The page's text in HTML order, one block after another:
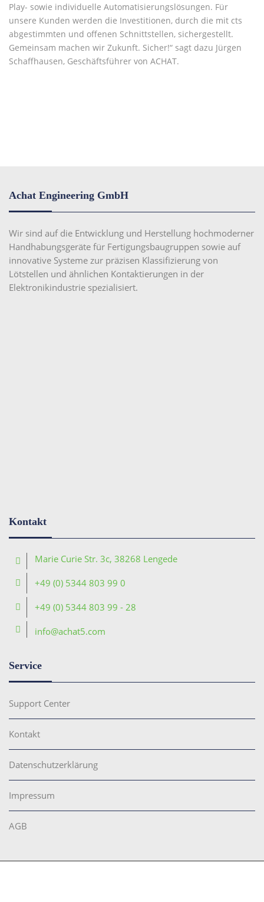
Play- sowie individuelle Automatisierungslösungen. Für
unsere Kunden werden die Investitionen, durch die mit cts
abgestimmten und offenen Schnittstellen, sichergestellt.
Gemeinsam machen wir Zukunft. Sicher!“ sagt dazu Jürgen
Schaffhausen, Geschäftsführer von ACHAT.
Achat Engineering GmbH
Wir sind auf die Entwicklung und Herstellung hochmoderner
Handhabungsgeräte für Fertigungsbaugruppen sowie auf
innovative Systeme zur präzisen Klassifizierung von
Lötstellen und ähnlichen Kontaktierungen in der
Elektronikindustrie spezialisiert.
Kontakt
Marie Curie Str. 3c, 38268 Lengede
+49 (0) 5344 803 99 0
+49 (0) 5344 803 99 - 28
info@achat5.com
Service
Support Center
Kontakt
Datenschutzerklärung
Impressum
AGB